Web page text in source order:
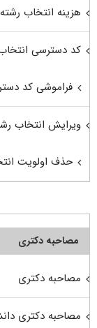
هزینه انتخاب
کد دسترسی
فراموشی کد
ویرایش انتخاب
حذف اولویت
مصاحبه دکتری
مصاحبه دکتری
مصاحبه دکتری